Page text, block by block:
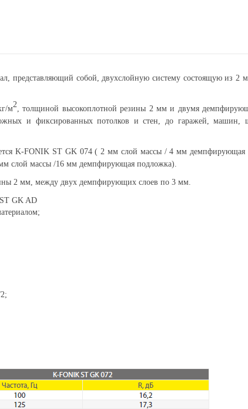
представляющий собой, двухслойную систему состоящую из 2
м2, толщиной высокоплотной резины 2 мм и двумя
и фиксированных потолков и стен, до гаражей,
K-FONIK ST GK 074 ( 2 мм слой массы / 4 мм
слой массы /16 мм демпфирующая подложка).
2 мм, между двух демпфирующих слоев по 3 мм.
GK AD